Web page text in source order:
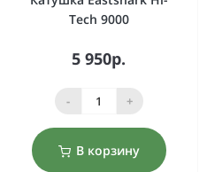
Tech 9000
5 950р.
- +
В корзину